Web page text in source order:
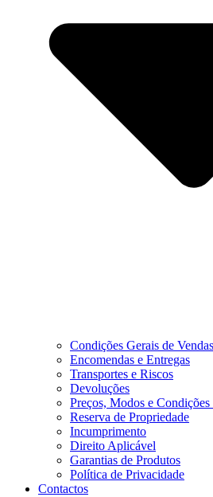
Condições Gerais de Vendas
Encomendas e Entregas
Transportes e Riscos
Devoluções
Preços, Modos e Condições
Reserva de Propriedade
Incumprimento
Direito Aplicável
Garantias de Produtos
Política de Privacidade
Contactos